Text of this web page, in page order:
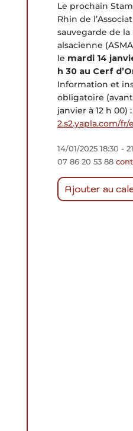
Le prochain
Rhin de
sauvegarde de la
alsacienne
le mardi 14
h 30 au Cerf
Information et
obligatoire
janvier à 12 h 00) :
2.s2.yapla.com/fr/
14/01/202518:30 -
07 86 20 53 88
Ajouter au